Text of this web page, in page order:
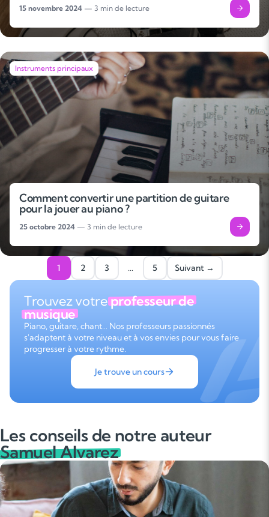
15 novembre 2024 — 3 min de lecture
Instruments principaux
Comment convertir une partition de guitare
pour la jouer au piano ?
25 octobre 2024 — 3 min de lecture
1 2 3 … 5 Suivant →
Trouvez votreprofesseur de
musique
Piano, guitare, chant… Nos professeurs passionnés
s'adaptent à votre niveau et à vos envies pour vous faire
progresser à votre rythme.
Je trouve un cours
Les conseils de notre auteur
Samuel Alvarez
Soutien scolaire
Cours de musique
Les deux